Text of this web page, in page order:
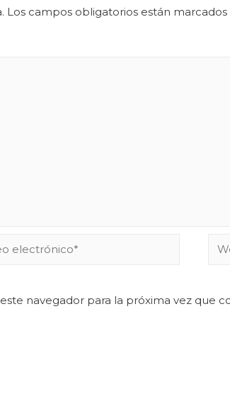
Los campos obligatorios están
navegador para la próxima vez que